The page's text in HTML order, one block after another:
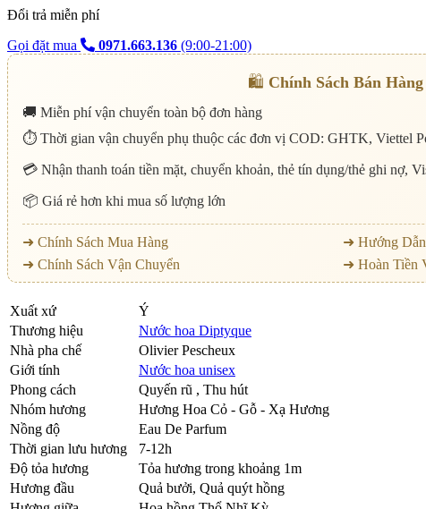
Đổi trả miễn phí
Gọi đặt mua
0971.663.136 (9:00-21:00)
🛍️ Chính Sách Bán Hàng
🚚 Miễn phí vận chuyển toàn bộ đơn hàng
⏱️ Thời gian vận chuyển phụ thuộc các đơn vị COD: GHTK, Viettel
💳 Nhận thanh toán tiền mặt, chuyển khoản, thẻ tín dụng/thẻ ghi nợ,
📦 Giá rẻ hơn khi mua số lượng lớn
➜ Chính Sách Mua Hàng
➜ Hướng
➜ Chính Sách Vận Chuyển
➜ Hoàn Tiền
Xuất xứ
Ý
Thương hiệu
Nước hoa Diptyque
Nhà pha chế
Olivier Pescheux
Giới tính
Nước hoa unisex
Phong cách
Quyến rũ , Thu hút
Nhóm hương
Hương Hoa Cỏ - Gỗ - Xạ Hương
Nồng độ
Eau De Parfum
Thời gian lưu hương
7-12h
Độ tỏa hương
Tỏa hương trong khoảng 1m
Hương đầu
Quả bưởi, Quả quýt hồng